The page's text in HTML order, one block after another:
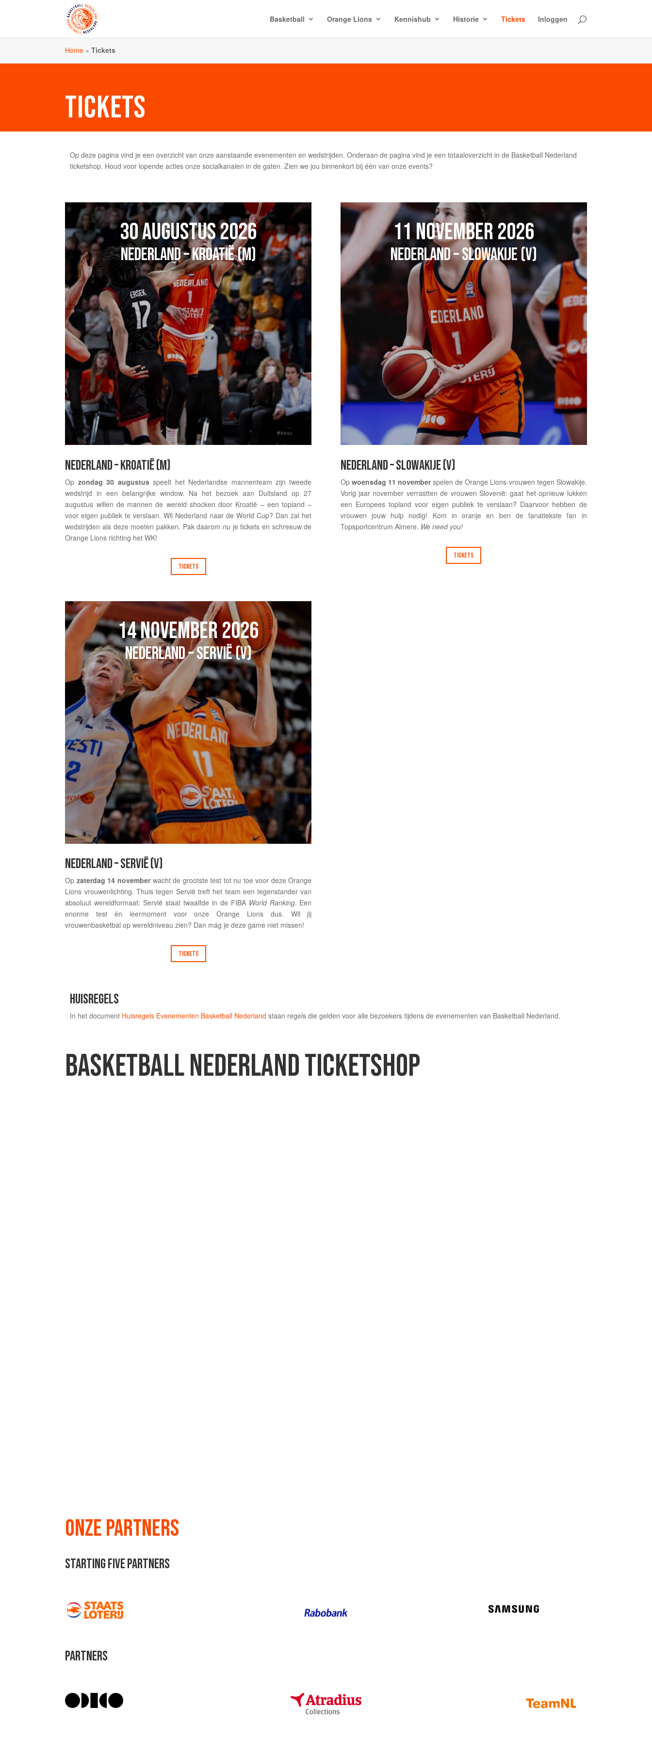
Basketball Orange Lions Kennishub Historie Tickets Inloggen
Home »Tickets
TICKETS
Op deze pagina vind je een overzicht van onze aanstaande evenementen en wedstrijden. Onderaan de pagina vind je een totaaloverzicht in de Basketball Nederland
ticketshop. Houd voor lopende acties onze socialkanalen in de gaten. Zien we jou binnenkort bij één van onze events?
30 AUGUSTUS 2026
NEDERLAND – KROATIË (M)
NEDERLAND – KROATIË (M)
Op zondag 30 augustusspeelt het Nederlandse mannenteam zijn tweede
wedstrijd in een belangrijke window. Na het bezoek aan Duitsland op 27
augustus willen de mannen de wereld shocken door Kroatië – een topland –
voor eigen publiek te verslaan. Wil Nederland naar de World Cup? Dan zal het
wedstrijden als deze moeten pakken. Pak daaromnu je tickets en schreeuw de
Orange Lions richting het WK!
TICKETS
11 NOVEMBER 2026
NEDERLAND – SLOWAKIJE (V)
NEDERLAND – SLOWAKIJE (V)
Op woensdag 11 november spelen de Orange Lions-vrouwen tegen Slowakije.
Vorig jaar november verrastten de vrouwen Slovenië: gaat het opnieuw lukken
een Europees topland voor eigen publiek te verslaan? Daarvoor hebben de
vrouwen jouw hulp nodig! Kom in oranje en ben de fanatiekste fan in
Topsportcentrum Almere. We need you!
TICKETS
14 NOVEMBER 2026
NEDERLAND – SERVIË (V)
NEDERLAND – SERVIË (V)
Op zaterdag 14 november wacht de grootste test tot nu toe voor deze Orange
Lions vrouwenlichting. Thuis tegen Servië treft het team een tegenstander van
absoluut wereldformaat: Servië staat twaalfde in de FIBA World Ranking. Een
enorme test én leermoment voor onze Orange Lions dus. Wil jij
vrouwenbasketbal op wereldniveau zien? Dan mág je deze game niet missen!
TICKETS
HUISREGELS
In het document Huisregels Evenementen Basketball Nederland staan regels die gelden voor alle bezoekers tijdens de evenementen van Basketball Nederland.
BASKETBALL NEDERLAND TICKETSHOP
ONZE PARTNERS
STARTING FIVE PARTNERS
PARTNERS